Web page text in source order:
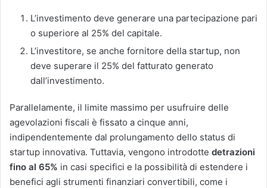
L’investimento deve generare una partecipazione pari
o superiore al 25% del capitale.
L’investitore, se anche fornitore della startup, non
deve superare il 25% del fatturato generato
dall’investimento​​.
Parallelamente, il limite massimo per usufruire delle
agevolazioni fiscali è fissato a cinque anni,
indipendentemente dal prolungamento dello status di
startup innovativa. Tuttavia, vengono introdotte detrazioni
fino al 65% in casi specifici e la possibilità di estendere i
benefici agli strumenti finanziari convertibili, come i